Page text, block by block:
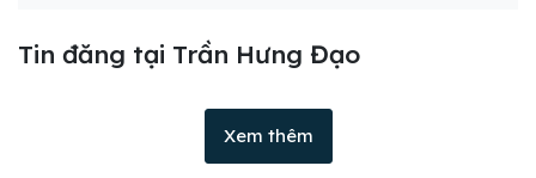
Tin đăng tại Trần Hưng Đạo
Xem thêm